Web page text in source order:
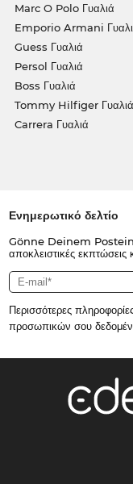
Marc O Polo Γυαλιά
Emporio Armani
Guess Γυαλιά
Persol Γυαλιά
Boss Γυαλιά
Tommy Hilfiger Γυαλιά
Carrera Γυαλιά
Ενημερωτικό δελτίο
Gönne Deinem
αποκλειστικές
Περισσότερες
προσωπικών σου